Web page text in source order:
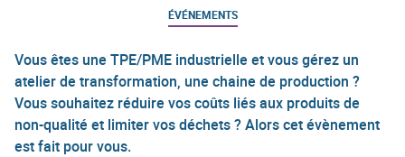
ÉVÉNEMENTS
Vous êtes une TPE/PME industrielle et vous gérez un
atelier de transformation, une chaine de production ?
Vous souhaitez réduire vos coûts liés aux produits de
non-qualité et limiter vos déchets ? Alors cet évènement
est fait pour vous.